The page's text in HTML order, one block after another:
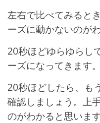
左右で比べてみると
ーズに動かないのが
20秒ほどゆらゆらし
ーズになってきます。
20秒ほどしたら、も
確認しましょう。上
のがわかると思います